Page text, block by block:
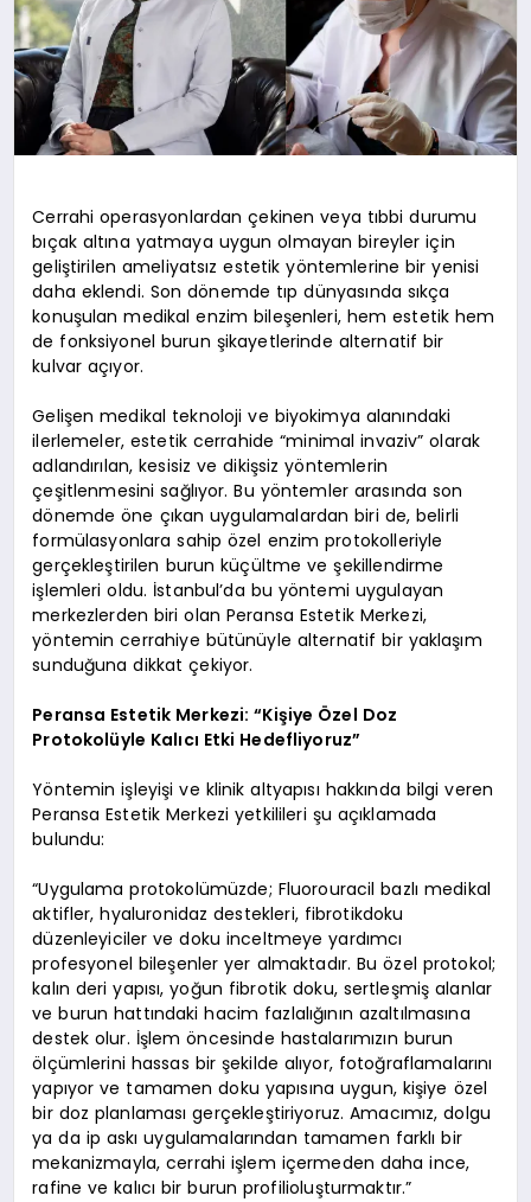
Cerrahi operasyonlardan çekinen veya tıbbi durumu
bıçak altına yatmaya uygun olmayan bireyler için
geliştirilen ameliyatsız estetik yöntemlerine bir yenisi
daha eklendi. Son dönemde tıp dünyasında sıkça
konuşulan medikal enzim bileşenleri, hem estetik hem
de fonksiyonel burun şikayetlerinde alternatif bir
kulvar açıyor.
Gelişen medikal teknoloji ve biyokimya alanındaki
ilerlemeler, estetik cerrahide “minimal invaziv” olarak
adlandırılan, kesisiz ve dikişsiz yöntemlerin
çeşitlenmesini sağlıyor. Bu yöntemler arasında son
dönemde öne çıkan uygulamalardan biri de, belirli
formülasyonlara sahip özel enzim protokolleriyle
gerçekleştirilen burun küçültme ve şekillendirme
işlemleri oldu. İstanbul’da bu yöntemi uygulayan
merkezlerden biri olan Peransa Estetik Merkezi,
yöntemin cerrahiye bütünüyle alternatif bir yaklaşım
sunduğuna dikkat çekiyor.
Peransa Estetik Merkezi: “Kişiye Özel Doz
Protokolüyle Kalıcı Etki Hedefliyoruz”
Yöntemin işleyişi ve klinik altyapısı hakkında bilgi veren
Peransa Estetik Merkezi yetkilileri şu açıklamada
bulundu:
“Uygulama protokolümüzde; Fluorouracil bazlı medikal
aktifler, hyaluronidaz destekleri, fibrotikdoku
düzenleyiciler ve doku inceltmeye yardımcı
profesyonel bileşenler yer almaktadır. Bu özel protokol;
kalın deri yapısı, yoğun fibrotik doku, sertleşmiş alanlar
ve burun hattındaki hacim fazlalığının azaltılmasına
destek olur. İşlem öncesinde hastalarımızın burun
ölçümlerini hassas bir şekilde alıyor, fotoğraflamalarını
yapıyor ve tamamen doku yapısına uygun, kişiye özel
bir doz planlaması gerçekleştiriyoruz. Amacımız, dolgu
ya da ip askı uygulamalarından tamamen farklı bir
mekanizmayla, cerrahi işlem içermeden daha ince,
rafine ve kalıcı bir burun profilioluşturmaktır.”